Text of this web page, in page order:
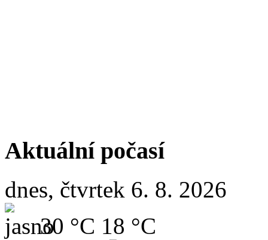
Aktuální počasí
dnes, čtvrtek 6. 8. 2026
30 °C 18 °C